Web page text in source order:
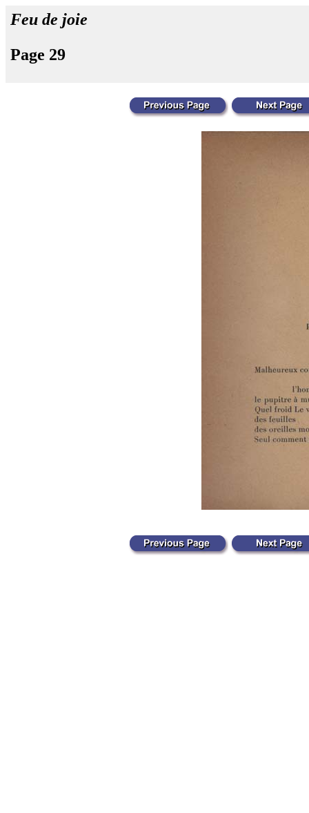
Feu de joie
Page 29